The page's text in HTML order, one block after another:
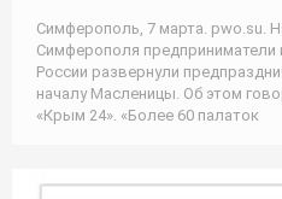
Симферополь, 7 марта. pwo.su.
Симферополя предприниматели
России развернули
началу Масленицы. Об этом
«Крым 24». «Более 60 палаток